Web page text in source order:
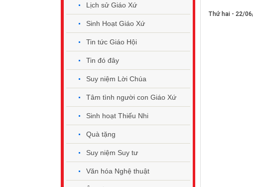
Thứ hai - 22/
Lịch sử Giáo Xứ
Sinh Hoạt Giáo Xứ
Tin tức Giáo Hội
Tin đó đây
Suy niệm Lời Chúa
Tâm tình người con Giáo Xứ
Sinh hoạt Thiếu Nhi
Quà tặng
Suy niệm Suy tư
Văn hóa Nghệ thuật